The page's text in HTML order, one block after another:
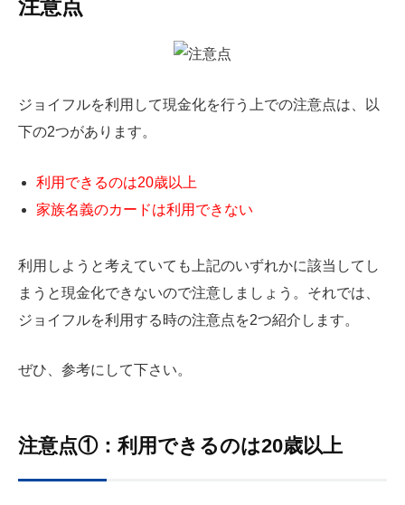
注意点
ジョイフルを利用して現金化を行う上での注意点は、以
下の2つがあります。
利用できるのは20歳以上
家族名義のカードは利用できない
利用しようと考えていても上記のいずれかに該当してし
まうと現金化できないので注意しましょう。それでは、
ジョイフルを利用する時の注意点を2つ紹介します。
ぜひ、参考にして下さい。
注意点①：利用できるのは20歳以上